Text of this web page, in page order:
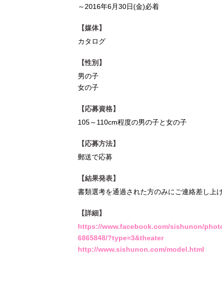
～2016年6月30日(金)必着
【媒体】
カタログ
【性別】
男の子
女の子
【応募資格】
105～110cm程度の男の子と女の子
【応募方法】
郵送で応募
【結果発表】
書類選考を通過された方のみにご連絡差し上
【詳細】
https://www.facebook.com/sishunon/
6865848/?type=3&theater
http://www.sishunon.com/model.html